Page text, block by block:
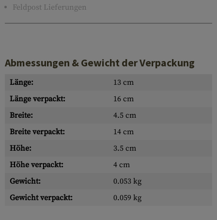
Feldpost Lieferungen
Abmessungen & Gewicht der Verpackung
Länge:
13 cm
Länge verpackt:
16 cm
Breite:
4.5 cm
Breite verpackt:
14 cm
Höhe:
3.5 cm
Höhe verpackt:
4 cm
Gewicht:
0.053 kg
Gewicht verpackt:
0.059 kg